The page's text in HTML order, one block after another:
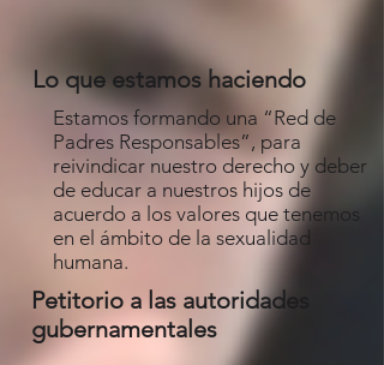
Lo que estamos haciendo
Estamos formando una “Red de
Padres Responsables”, para
reivindicar nuestro derecho y deber
de educar a nuestros hijos de
acuerdo a los valores que tenemos
en el ámbito de la sexualidad
humana.
Petitorio a las autoridades
gubernamentales